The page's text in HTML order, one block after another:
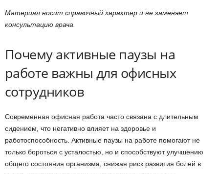
Материал носит справочный характер и не заменяет
консультацию врача.
Почему активные паузы на
работе важны для офисных
сотрудников
Современная офисная работа часто связана с длительным
сидением, что негативно влияет на здоровье и
работоспособность. Активные паузы на работе помогают не
только бороться с усталостью, но и способствуют улучшению
общего состояния организма, снижая риск развития болей в